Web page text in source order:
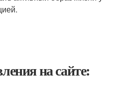
на сайте: